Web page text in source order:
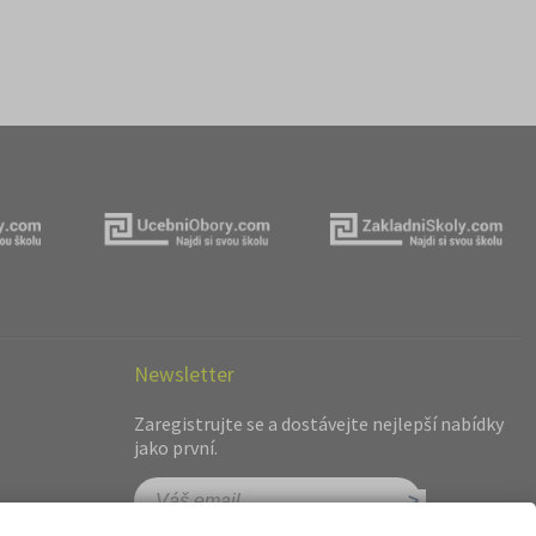
Newsletter
Zaregistrujte se a dostávejte nejlepší nabídky
jako první.